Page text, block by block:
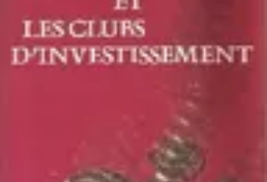
Stratégies de Patrimoine Stratégies d'Investissement
patrimoine Conseils de gestion Investissements
Patrimoine Optimal